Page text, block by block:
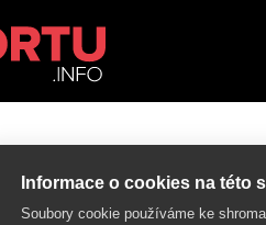
bude mít
Informace o cookies na této
Soubory cookie používáme ke